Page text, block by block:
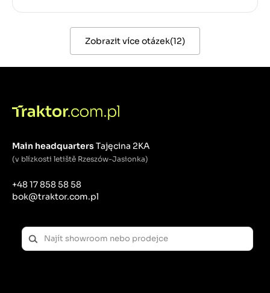
Zobrazit více otázek(12)
Main headquartersTajęcina 2KA
(v blízkosti letiště Rzeszów-Jasionka)
+48 17 858 58 58
bok@traktor.com.pl